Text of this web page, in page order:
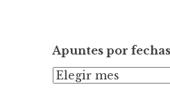
Apuntes por fechas
A